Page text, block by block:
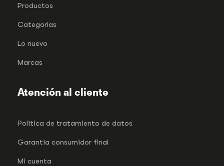
Productos
Categorías
Lo nuevo
Marcas
Atención al cliente
Politica de tratamiento de datos
Garantia consumidor final
Mi cuenta